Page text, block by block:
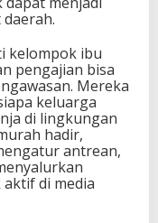
kelompok ibu
pengajian bisa
Mereka
keluarga
di lingkungan
hadir,
antrean,
di media